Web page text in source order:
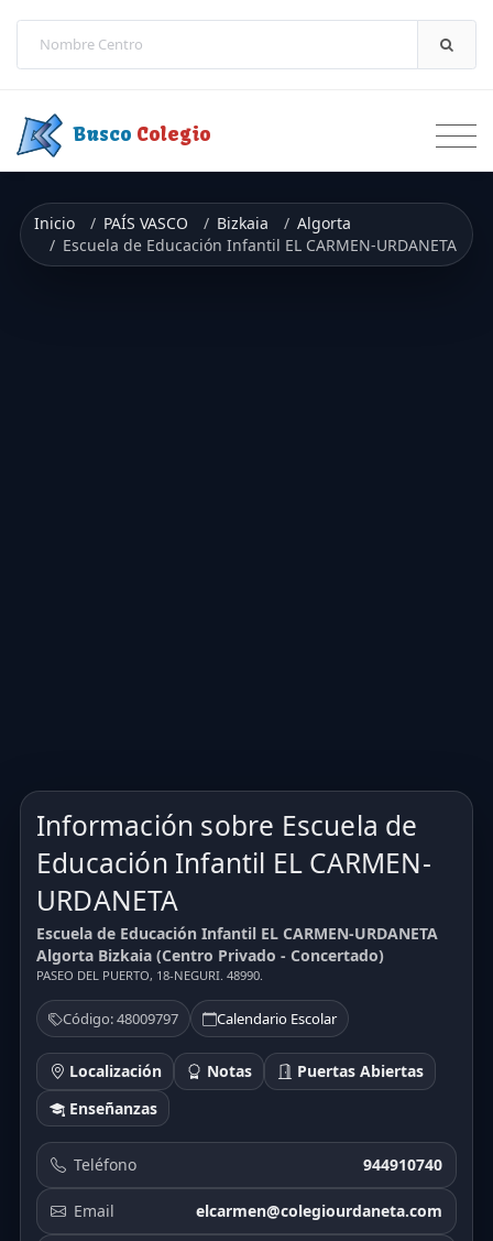
Busco Colegio
Inicio PAÍS VASCO Bizkaia
Algorta
Escuela de Educación Infantil EL CARMEN-URDANETA
Información sobre Escuela de
Educación Infantil EL CARMEN-
URDANETA
Escuela de Educación Infantil EL CARMEN-URDANETA
Algorta Bizkaia (Centro Privado - Concertado)
PASEO DEL PUERTO, 18-NEGURI. 48990.
Código: 48009797 Calendario Escolar
Localización Notas
Puertas Abiertas
Enseñanzas
Teléfono 944910740
Email elcarmen@colegiourdaneta.com